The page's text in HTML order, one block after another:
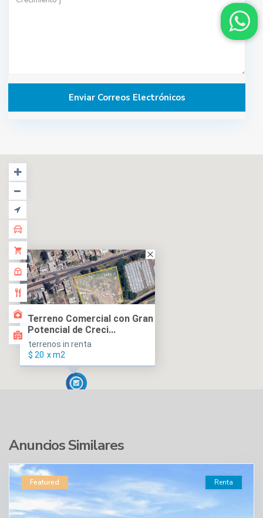
Terreno Comercial con Gran
Potencial de Creci...
terrenos in renta
$ 20 x m2
Anuncios Similares
Featured Renta